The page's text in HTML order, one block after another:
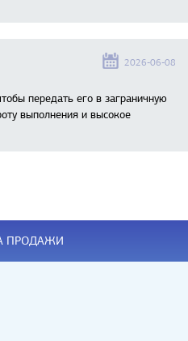
2026-06-08
передать его в заграничную
выполнения и высокое
ПРОДАЖИ